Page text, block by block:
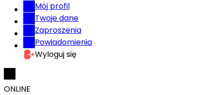
Mój profil
Twoje dane
Zaproszenia
Powiadomienia
Wyloguj się
ONLINE